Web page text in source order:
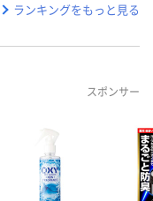
ランキングをもっと見る
スポンサー